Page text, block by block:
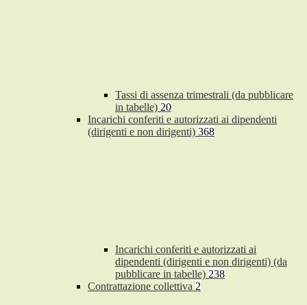
Tassi di assenza trimestrali (da pubblicare
in tabelle) 20
Incarichi conferiti e autorizzati ai dipendenti
(dirigenti e non dirigenti) 368
Incarichi conferiti e autorizzati ai
dipendenti (dirigenti e non dirigenti) (da
pubblicare in tabelle) 238
Contrattazione collettiva 2